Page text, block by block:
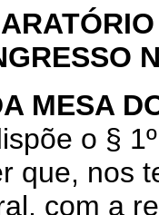
MESA
o §
que, nos
com a